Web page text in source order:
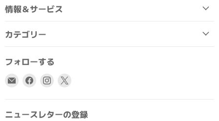
情報＆サービス
カテゴリー
フォローする
ル
Facebook
つ
Instagram
つ
つ
ニュースレターの登録